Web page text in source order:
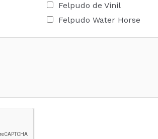
Felpudo de Vinil
Felpudo Water Horse